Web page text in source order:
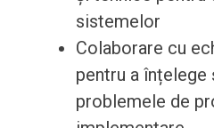
sistemelor
Colaborare cu
pentru a înțelege
problemele de